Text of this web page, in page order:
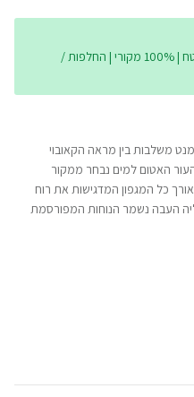
משלוח עד 7 ימי עסקים | תשלום מאובטח | 100% מקורי | החלפות /
משלבות בין מראה הקאובוי
האטום למים נבחר ממקור
כל המגפון המדגישות את רוח
העבה נשמר הנוחות המפורסמת